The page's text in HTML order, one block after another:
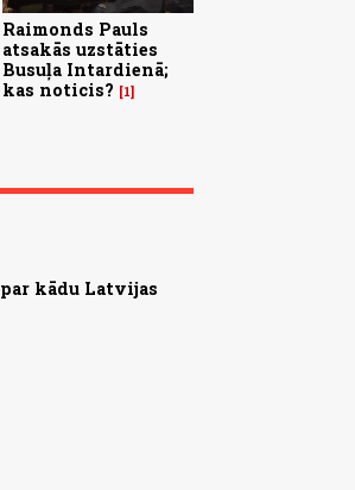
Raimonds Pauls
atsakās uzstāties
Busuļa Intardienā;
kas noticis?
1
kādu Latvijas